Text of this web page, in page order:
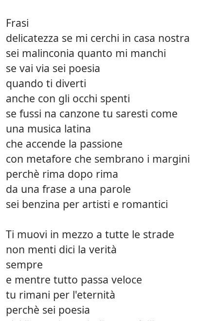
Frasi
delicatezza se mi cerchi in casa nostra
sei malinconia quanto mi manchi
se vai via sei poesia
quando ti diverti
anche con gli occhi spenti
se fussi na canzone tu saresti come
una musica latina
che accende la passione
con metafore che sembrano i margini
perchè rima dopo rima
da una frase a una parole
sei benzina per artisti e romantici
Ti muovi in mezzo a tutte le strade
non menti dici la verità
sempre
e mentre tutto passa veloce
tu rimani per l'eternità
perchè sei poesia